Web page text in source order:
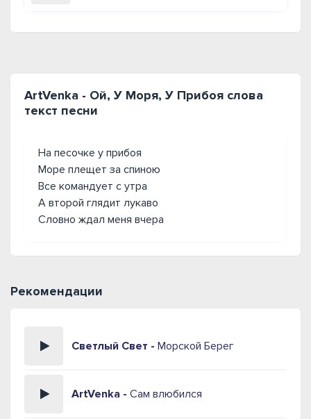
ArtVenka - Ой, У Моря, У Прибоя слова
текст песни
На песочке у прибоя
Море плещет за спиною
Все командует с утра
А второй глядит лукаво
Словно ждал меня вчера
Рекомендации
Светлый Свет - Морской Берег
ArtVenka - Сам влюбился